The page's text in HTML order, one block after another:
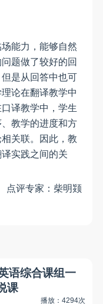
能力，能够自然
题做了较好的回
是从回答中也可
论在翻译教学中
译教学中，学生
教学的进度和方
关联。因此，教
实践之间的关
点评专家：柴明颎
语综合课组一
课
播放：4294次